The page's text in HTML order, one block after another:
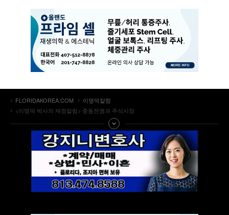
FLORIDAKOREA.COM
이명덕칼럼
<이명덕 박사의 재정칼럼> 중동전쟁과 주식시장